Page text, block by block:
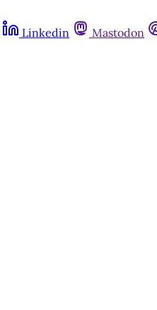
Linkedin Mastodon